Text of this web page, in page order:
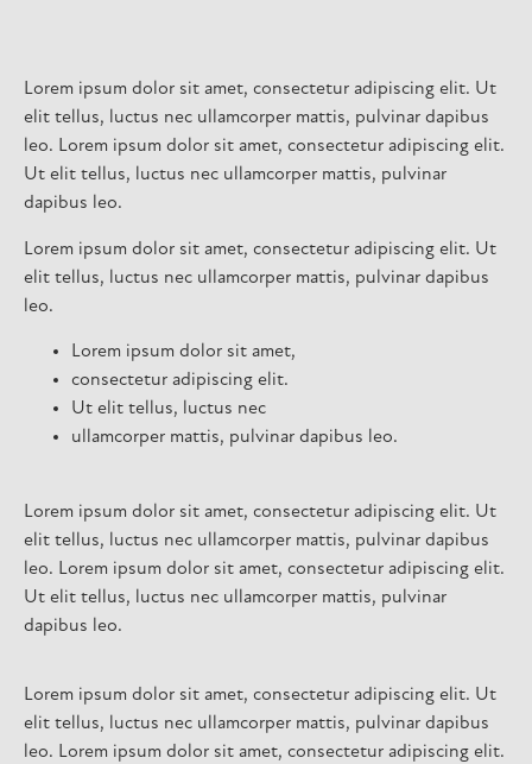
Lorem ipsum dolor sit amet, consectetur adipiscing elit. Ut
elit tellus, luctus nec ullamcorper mattis, pulvinar dapibus
leo. Lorem ipsum dolor sit amet, consectetur adipiscing elit.
Ut elit tellus, luctus nec ullamcorper mattis, pulvinar
dapibus leo.
Lorem ipsum dolor sit amet, consectetur adipiscing elit. Ut
elit tellus, luctus nec ullamcorper mattis, pulvinar dapibus
leo.
Lorem ipsum dolor sit amet,
consectetur adipiscing elit.
Ut elit tellus, luctus nec
ullamcorper mattis, pulvinar dapibus leo.
Lorem ipsum dolor sit amet, consectetur adipiscing elit. Ut
elit tellus, luctus nec ullamcorper mattis, pulvinar dapibus
leo. Lorem ipsum dolor sit amet, consectetur adipiscing elit.
Ut elit tellus, luctus nec ullamcorper mattis, pulvinar
dapibus leo.
Lorem ipsum dolor sit amet, consectetur adipiscing elit. Ut
elit tellus, luctus nec ullamcorper mattis, pulvinar dapibus
leo. Lorem ipsum dolor sit amet, consectetur adipiscing elit.